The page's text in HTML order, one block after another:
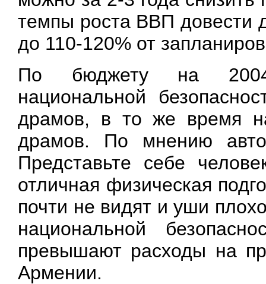
темпы роста ВВП довести
до 110-120% от
По бюджету на
национальной
драмов, в то же время
драмов. По мнению
Представьте себе
отличная физическая
почти не видят и уши
национальной
превышают расходы на
Армении.